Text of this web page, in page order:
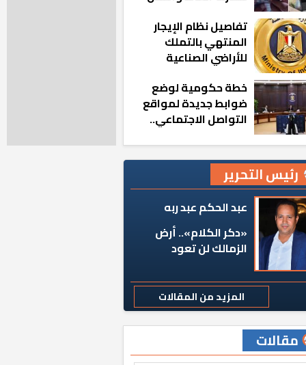
تفاصيل نظام الإيجار
المنتهي بالتملك
للأراضي الصناعية
خطة حكومية لوضع
ضوابط جديدة لمواقع
التواصل الاجتماعي..
رئيس التحرير
عبد الحكم عبد ربه
«دكر الكلام».. أرض
الزمالك لن تعود
المزيد من المقالات
مقالات